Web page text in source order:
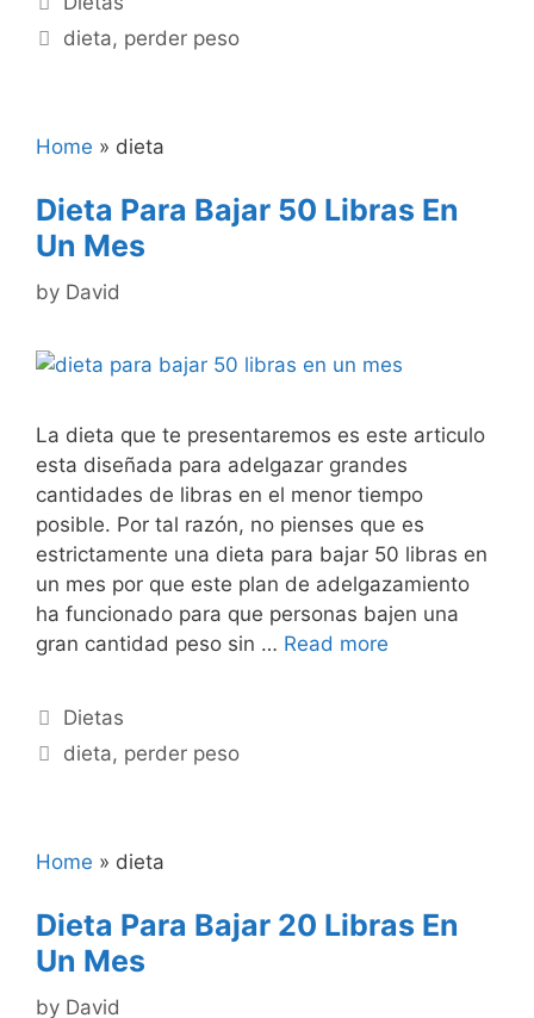
Tags
dieta, perder peso
Home » dieta
Dieta Para Bajar 50 Libras En
Un Mes
by David
La dieta que te presentaremos es este articulo
esta diseñada para adelgazar grandes
cantidades de libras en el menor tiempo
posible. Por tal razón, no pienses que es
estrictamente una dieta para bajar 50 libras en
un mes por que este plan de adelgazamiento
ha funcionado para que personas bajen una
gran cantidad peso sin … Read more
Categories
Dietas
Tags
dieta, perder peso
Home » dieta
Dieta Para Bajar 20 Libras En
Un Mes
by David